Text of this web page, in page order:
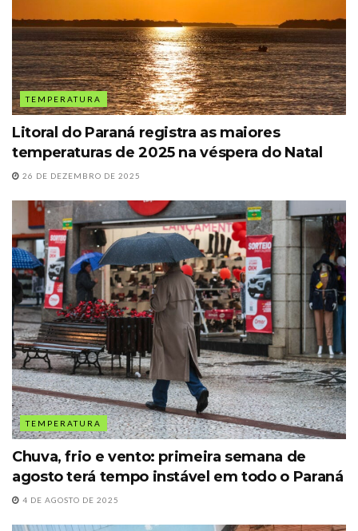
TEMPERATURA
Litoral do Paraná registra as maiores
temperaturas de 2025 na véspera do Natal
26 DE DEZEMBRO DE 2025
TEMPERATURA
Chuva, frio e vento: primeira semana de
agosto terá tempo instável em todo o Paraná
4 DE AGOSTO DE 2025